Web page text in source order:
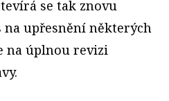
se tak znovu
na upřesnění některých
na úplnou revizi